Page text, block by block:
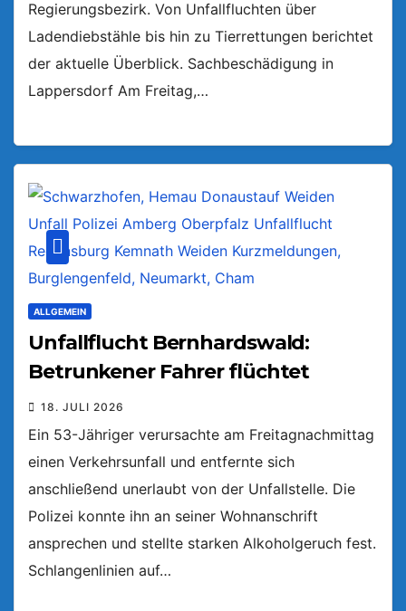
Regierungsbezirk. Von Unfallfluchten über
Ladendiebstähle bis hin zu Tierrettungen berichtet
der aktuelle Überblick. Sachbeschädigung in
Lappersdorf Am Freitag,…
ALLGEMEIN
Unfallflucht Bernhardswald:
Betrunkener Fahrer flüchtet
18. JULI 2026
Ein 53-Jähriger verursachte am Freitagnachmittag
einen Verkehrsunfall und entfernte sich
anschließend unerlaubt von der Unfallstelle. Die
Polizei konnte ihn an seiner Wohnanschrift
ansprechen und stellte starken Alkoholgeruch fest.
Schlangenlinien auf…